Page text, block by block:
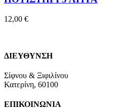
12,00 €
ΔΙΕΥΘΥΝΣΗ
Σίφνου & Ξιφιλίνου
Κατερίνη, 60100
ΕΠΙΚΟΙΝΩΝΙΑ